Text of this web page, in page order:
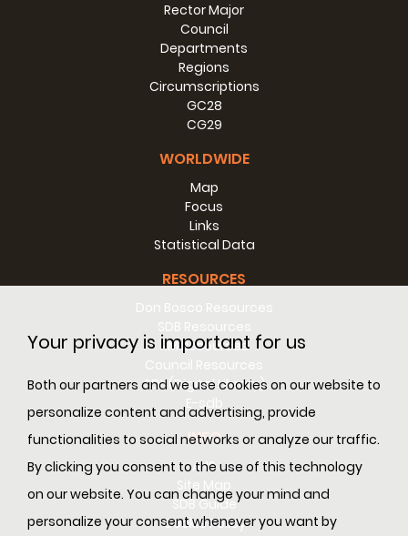
Your privacy is important for us
Both our partners and we use cookies on our website to
personalize content and advertising, provide
functionalities to social networks or analyze our traffic.
By clicking you consent to the use of this technology
on our website. You can change your mind and
personalize your consent whenever you want by
Rector Major
Council
Departments
Regions
Circumscriptions
GC28
CG29
WORLDWIDE
Map
Focus
Links
Statistical Data
RESOURCES
RM Resources
SDL (Digital Library)
E-sdb
INFO
ANS
Site Map
SDB Guide
Cookie Policy